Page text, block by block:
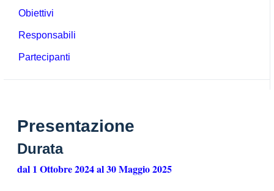
Obiettivi
Responsabili
Partecipanti
Presentazione
Durata
dal 1 Ottobre 2024 al 30 Maggio 2025